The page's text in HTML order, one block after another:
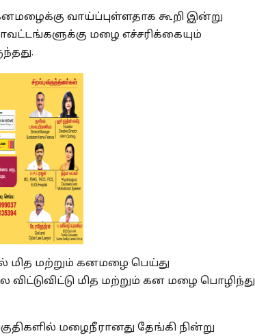
வாய்ப்புள்ளதாக கூறி இன்று
மழை எச்சரிக்கையும்
மித மற்றும் கனமழை பெய்து
விட்டுவிட்டு மித மற்றும் கன மழை பொழிந்து
மழைநீரானது தேங்கி நின்று